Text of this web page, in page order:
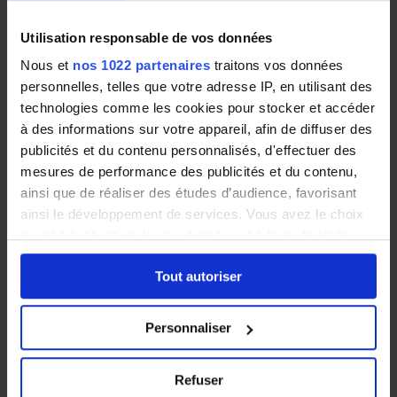
Utilisation responsable de vos données
Nous et nos 1022 partenaires traitons vos données
personnelles, telles que votre adresse IP, en utilisant des
technologies comme les cookies pour stocker et accéder
à des informations sur votre appareil, afin de diffuser des
publicités et du contenu personnalisés, d'effectuer des
mesures de performance des publicités et du contenu,
ainsi que de réaliser des études d’audience, favorisant
ainsi le développement de services. Vous avez le choix
Vous pouvez modifier ou retirer votre consentement à
tout moment en consultant la Déclaration relative aux
cookies ou en cliquant sur l'icône de confidentialité.
géographique qui peuvent être précises à plusieurs
Tout autoriser
Personnaliser
Refuser
D'abord, le coût d'installation peut être allégé
grâce à des aides financières publiques. Afin
d'inciter la population à investir dans l'énergie
solaire, l'État a mis en place différents mécanismes
d'aides (prime à l'autoconsommation, l'Obligation
d'Achat) ouverts aussi bien aux particuliers qu'aux
professionnels.
De nombreuses communes, départements et
régions proposent également des subventions et
des primes aux habitants qui souhaitent s'équiper
de panneaux solaires. N'hésitez pas à vous